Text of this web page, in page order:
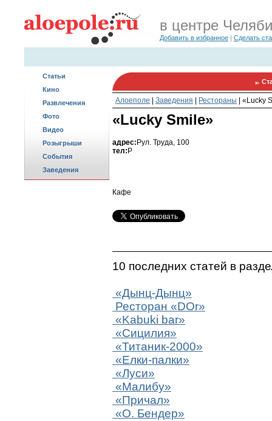
в центре
Добавить в избранное | Сделать
Статьи
Кино
Развлечения
Фото
Видео
Розыгрыши
События
Заведения
Алоеполе Заведения Рестораны «Lucky
«Lucky Smile»
адрес: Pул. Труда, 100
тел: P
Кафе
10 последних статей в
«Дынц-Дынц»
Ресторан «DOr»
«Kabuki bar»
«Сицилия»
«Титаник-2000»
«Елки-палки»
«Луси»
«Малибу»
«Причал»
«О. Бендер»